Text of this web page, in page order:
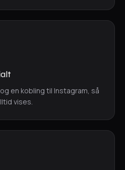
en kobling til Instagram, så
vises.